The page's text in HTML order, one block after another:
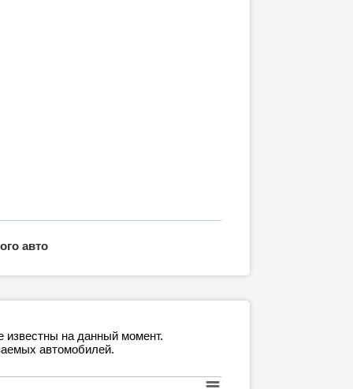
авто
известны на данный момент.
автомобилей.